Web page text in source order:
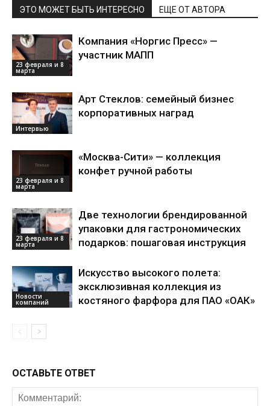
ЭТО МОЖЕТ БЫТЬ ИНТЕРЕСНО ЕЩЕ ОТ АВТОРА
23 февраля и 8
марта
Компания «Норгис Пресс» —
участник МАПП
Интервью
Арт Стеклов: семейный бизнес
корпоративных наград
23 февраля и 8
марта
«Москва-Сити» — коллекция
конфет ручной работы
23 февраля и 8
марта
Две технологии брендированной
упаковки для гастрономических
подарков: пошаговая инструкция
Новости
компаний
Искусство высокого полета:
эксклюзивная коллекция из
костяного фарфора для ПАО «ОАК»
ОСТАВЬТЕ ОТВЕТ